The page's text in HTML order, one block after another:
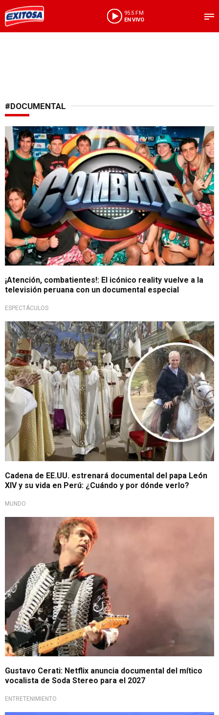
95.5 FM
EN VIVO
#DOCUMENTAL
Nostalgia televisiva
¡Atención, combatientes!: El icónico reality vuelve a la
televisión peruana con un documental especial
ESPECTÁCULOS
Sumo Pontífice
Cadena de EE.UU. estrenará documental del papa León
XIV y su vida en Perú: ¿Cuándo y por dónde verlo?
MUNDO
Gira "Ecos" llega a Perú este mes
Gustavo Cerati: Netflix anuncia documental del mítico
vocalista de Soda Stereo para el 2027
ENTRETENIMIENTO